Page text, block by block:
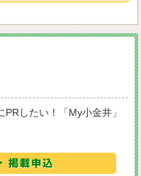
したい！「My小金井」